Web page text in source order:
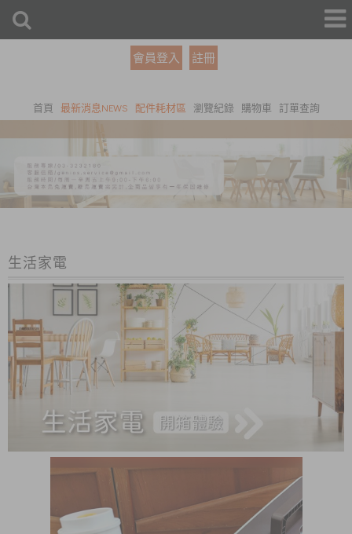
會員登入 註冊
首頁 最新消息NEWS 配件耗材區 瀏覽紀錄 購物車 訂單查詢
生活家電